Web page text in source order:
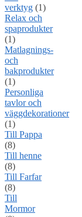
verktyg (1)
Relax och
spaprodukter
(1)
Matlagnings-
och
bakprodukter
(1)
Personliga
tavlor och
väggdekorationer
(1)
Till Pappa
(8)
Till henne
(8)
Till Farfar
(8)
Till
Mormor